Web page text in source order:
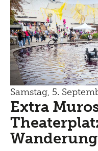
Samstag, 5.
Extra Muros
Wanderung